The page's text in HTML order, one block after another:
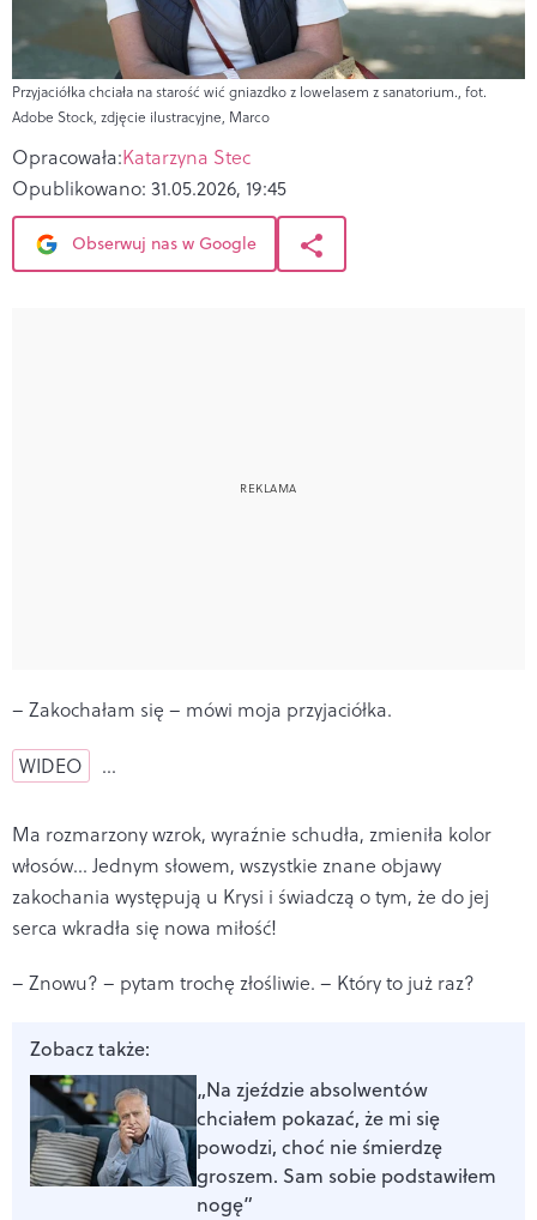
Przyjaciółka chciała na starość wić gniazdko z lowelasem z sanatorium., fot.
Adobe Stock, zdjęcie ilustracyjne, Marco
Opracowała:Katarzyna Stec
Opublikowano: 31.05.2026, 19:45
Obserwuj nas w Google
– Zakochałam się – mówi moja przyjaciółka.
WIDEO …
Ma rozmarzony wzrok, wyraźnie schudła, zmieniła kolor
włosów… Jednym słowem, wszystkie znane objawy
zakochania występują u Krysi i świadczą o tym, że do jej
serca wkradła się nowa miłość!
– Znowu? – pytam trochę złośliwie. – Który to już raz?
Zobacz także:
„Na zjeździe absolwentów
chciałem pokazać, że mi się
powodzi, choć nie śmierdzę
groszem. Sam sobie podstawiłem
nogę”